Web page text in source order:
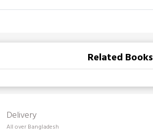
Related Books
Delivery
All over Bangladesh